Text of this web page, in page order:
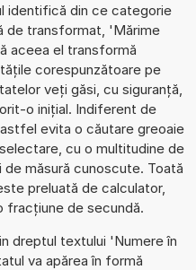
identifică din ce categorie
de transformat, 'Mărime
aceea el transformă
corespunzătoare pe
veți găsi, cu siguranță,
o inițial. Indiferent de
evita o căutare greoaie
cu o multitudine de
măsură cunoscute. Toată
preluată de calculator,
fracțiune de secundă.
dreptul textului 'Numere în
va apărea în formă